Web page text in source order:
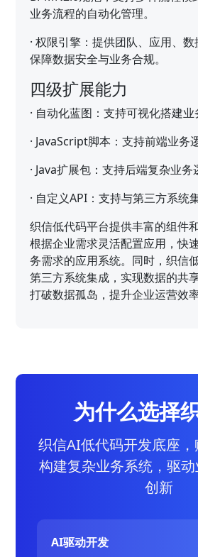
业务流程的自动化管理。
·权限引擎：提供团队、应用、数
保障数据安全与业务合规。
四级扩展能力
· 自动化蓝图：支持可视化搭建业
· JavaScript脚本：支持前端业务
· Java扩展包：支持后端复杂业务
· 自定义API：支持与第三方系统集
织信低代码平台提供丰富的组件
根据企业需求灵活配置应用，快
务需求的应用系统。同时，织信
第三方系统集成，实现数据的共
打破数据孤岛，提升企业运营效率
为什么选择
织信AI低代码开发底座
构建复杂业务系统，驱
创新
AI驱动开发